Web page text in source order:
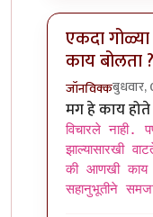
एकदा
काय बोलता ?
जॉनविक्क
In reply to
मग हे काय होते
विचारले नाही.
झाल्यासारखी
की आणखी काय
सहानुभूतीने